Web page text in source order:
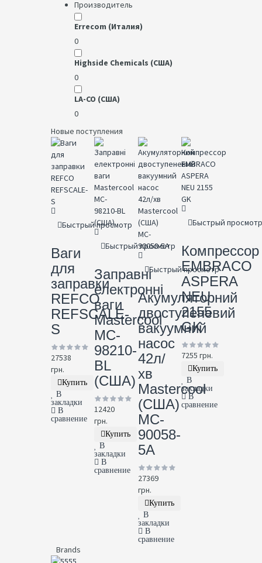
Производитель
Errecom (Италия)
0
Highside Chemicals (США)
0
LA-CO (США)
0
Новые поступления
Быстрый просмотр
Ваги
для
заправки
REFCO
REFSCALE-
S
27538
грн.
Купить
В
закладки
В
сравнение
Быстрый просмотр
Заправні
електронні
ваги
Mastercool
MC-
98210-
BL
(США)
12420
грн.
Купить
В
закладки
В
сравнение
Быстрый просмотр
Акумуляторний
двоступеневий
вакуумний
насос
42л/
хв
Mastercool
(США)
MC-
90058-
5A
27369
грн.
Купить
В
закладки
В
сравнение
Быстрый просмотр
Компрессор
EMBRACO
ASPERA
NEU
2155
GK
7255 грн.
Купить
В
закладки
В
сравнение
Brands